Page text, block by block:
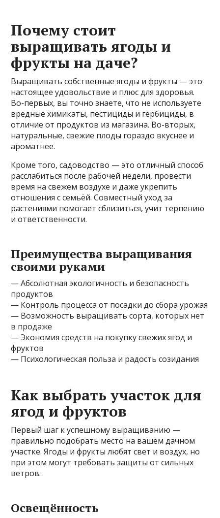
Почему стоит
выращивать ягоды и
фрукты на даче?
Выращивать собственные ягоды и фрукты — это
настоящее удовольствие и плюс для здоровья.
Во-первых, вы точно знаете, что не используете
вредные химикаты, пестициды и гербициды, в
отличие от продуктов из магазина. Во-вторых,
натуральные, свежие плоды гораздо вкуснее и
ароматнее.
Кроме того, садоводство — это отличный способ
расслабиться после рабочей недели, провести
время на свежем воздухе и даже укрепить
отношения с семьёй. Совместный уход за
растениями помогает сблизиться, учит терпению
и ответственности.
Преимущества выращивания
своими руками
— Абсолютная экологичность и безопасность
продуктов
— Контроль процесса от посадки до сбора урожая
— Возможность выращивать сорта, которых нет
в продаже
— Экономия средств на покупку свежих ягод и
фруктов
— Психологическая польза и радость созидания
Как выбрать участок для
ягод и фруктов
Первый шаг к успешному выращиванию —
правильно подобрать место на вашем дачном
участке. Ягоды и фрукты любят свет и воздух, но
при этом могут требовать защиты от сильных
ветров.
Освещённость